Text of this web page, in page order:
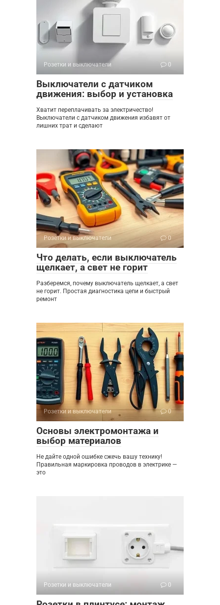
Розетки и выключатели 0
Выключатели с датчиком
движения: выбор и установка
Хватит переплачивать за электричество!
Выключатели с датчиком движения избавят от
лишних трат и сделают
Розетки и выключатели 0
Что делать, если выключатель
щелкает, а свет не горит
Разберемся, почему выключатель щелкает, а свет
не горит. Простая диагностика цепи и быстрый
ремонт
Розетки и выключатели 0
Основы электромонтажа и
выбор материалов
Не дайте одной ошибке сжечь вашу технику!
Правильная маркировка проводов в электрике —
это
Розетки и выключатели 0